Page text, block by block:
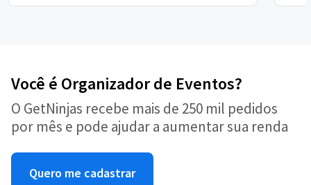
Você é Organizador de Eventos?
O GetNinjas recebe mais de 250 mil pedidos
por mês e pode ajudar a aumentar sua renda
Quero me cadastrar